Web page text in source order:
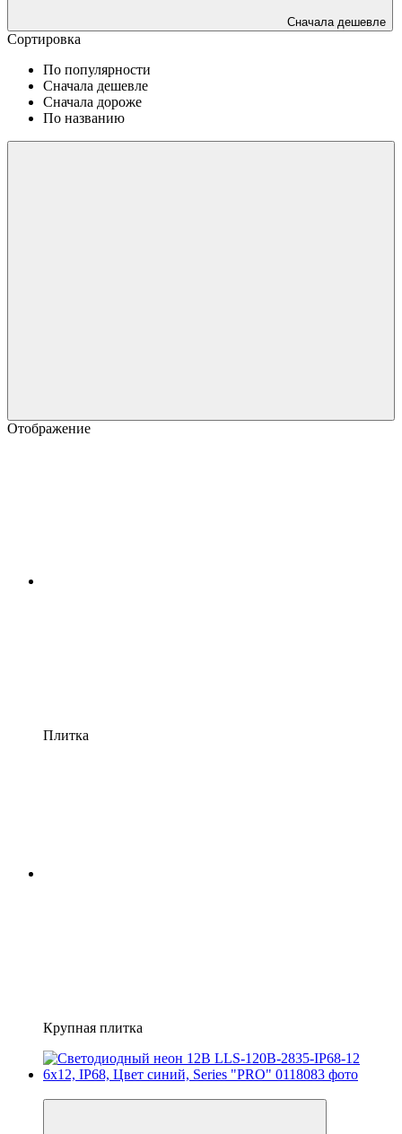
Сначала дешевле
Сортировка
По популярности
Сначала дешевле
Сначала дороже
По названию
Отображение
Плитка
Крупная плитка